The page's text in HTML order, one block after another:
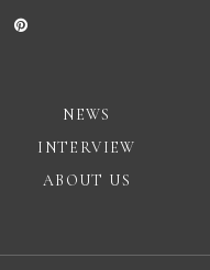
NEWS
INTERVIEW
ABOUT US